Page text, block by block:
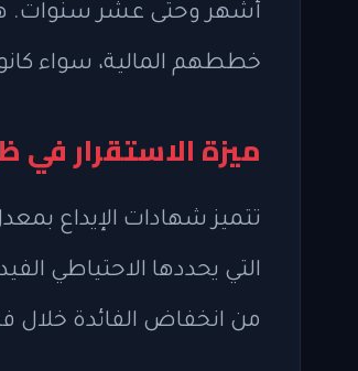
أشهر وحتى عشر سنوات.
خططهم المالية، سواء
ميزة الاستقرار
تتميز شهادات الإيداع
التي يحددها الاحتياطي
من انخفاض الفائدة خلال